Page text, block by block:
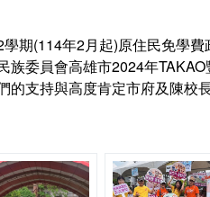
期(114年2月起)原住民免學
委員會高雄市2024年
支持與高度肯定市府及陳校